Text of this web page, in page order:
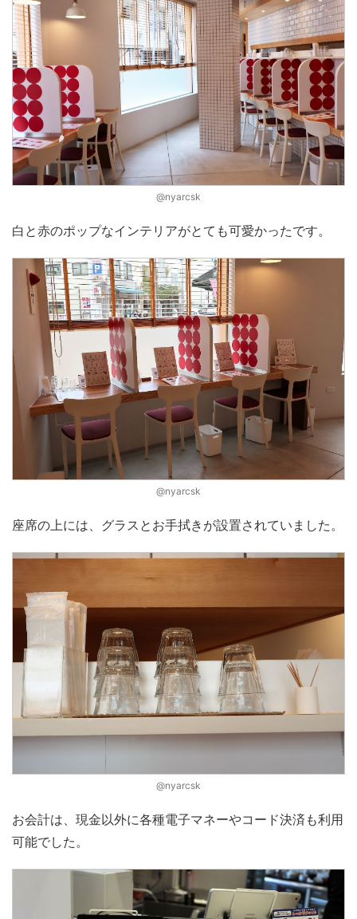
@nyarcsk
白と赤のポップなインテリアがとても可愛かったです。
@nyarcsk
座席の上には、グラスとお手拭きが設置されていました。
@nyarcsk
お会計は、現金以外に各種電子マネーやコード決済も利用
可能でした。